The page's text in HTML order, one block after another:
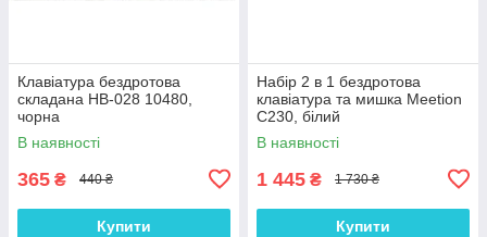
Клавіатура бездротова
складана HB-028 10480,
чорна
В наявності
365 ₴ 440 ₴
Купити
Набір 2 в 1 бездротова
клавіатура та мишка Meetion
C230, білий
В наявності
1 445 ₴ 1 730 ₴
Купити